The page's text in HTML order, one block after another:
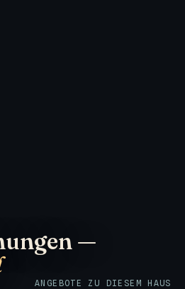
—
ANGEBOTE ZU DIESEM HAUS